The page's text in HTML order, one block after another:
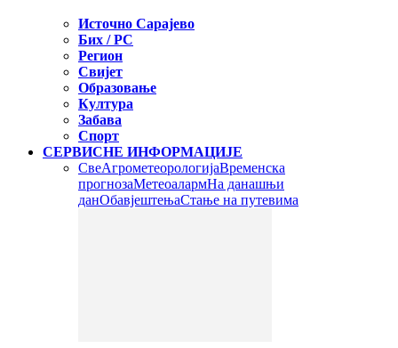
Источно Сарајево
Бих / РС
Регион
Свијет
Образовање
Култура
Забава
Спорт
СЕРВИСНЕ ИНФОРМАЦИЈЕ
СвеАгрометеорологијаВременска
прогнозаМетеоалармНа данашњи
данОбавјештењаСтање на путевима